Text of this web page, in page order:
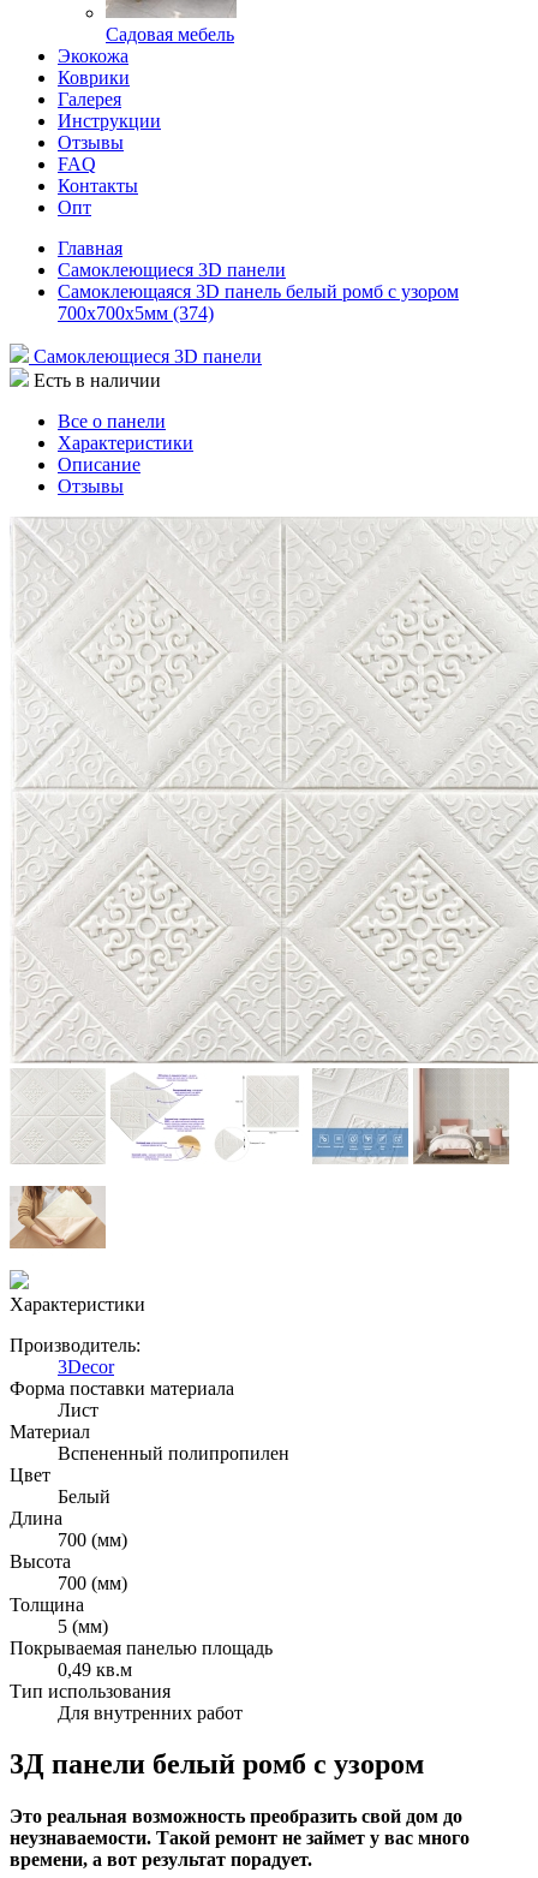
Садовая мебель
Экокожа
Коврики
Галерея
Инструкции
Отзывы
FAQ
Контакты
Опт
Главная
Самоклеющиеся 3D панели
Самоклеющаяся 3D панель белый ромб с узором
700x700x5мм (374)
Самоклеющиеся 3D панели
Есть в наличии
Все о панели
Характеристики
Описание
Отзывы
Характеристики
Производитель:
3Decor
Форма поставки материала
Лист
Материал
Вспененный полипропилен
Цвет
Белый
Длина
700 (мм)
Высота
700 (мм)
Толщина
5 (мм)
Покрываемая панелью площадь
0,49 кв.м
Тип использования
Для внутренних работ
3Д панели белый ромб с узором
Это реальная возможность преобразить свой дом до
неузнаваемости. Такой ремонт не займет у вас много
времени, а вот результат порадует.